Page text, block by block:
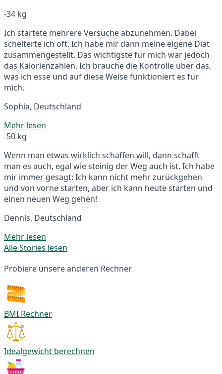
-34 kg
Ich startete mehrere Versuche abzunehmen. Dabei
scheiterte ich oft. Ich habe mir dann meine eigene Diät
zusammengestellt. Das wichtigste für mich war jedoch
das Kalorienzählen. Ich brauche die Kontrolle über das,
was ich esse und auf diese Weise funktioniert es für
mich.
Sophia, Deutschland
Mehr lesen
-50 kg
Wenn man etwas wirklich schaffen will, dann schafft
man es auch, egal wie steinig der Weg auch ist. Ich habe
mir immer gesagt: Ich kann nicht mehr zurückgehen
und von vorne starten, aber ich kann heute starten und
einen neuen Weg gehen!
Dennis, Deutschland
Mehr lesen
Alle Stories lesen
Probiere unsere anderen Rechner
BMI Rechner
Idealgewicht berechnen